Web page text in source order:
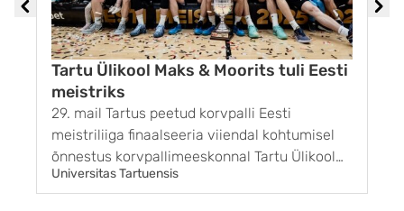
Tartu Ülikool Maks & Moorits tuli Eesti
meistriks
29. mail Tartus peetud korvpalli Eesti
meistriliiga finaalseeria viiendal kohtumisel
õnnestus korvpallimeeskonnal Tartu Ülikool
Maks & Moorits võita BC Kalev/Cramo
võistkonda tulemusega 85 : 65. Sellega sai
Universitas Tartuensis